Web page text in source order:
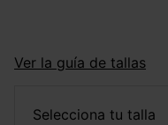
Ver la guía de tallas
selecciona tu talla